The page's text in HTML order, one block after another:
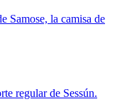
Samose, la camisa de
regular de Sessún.